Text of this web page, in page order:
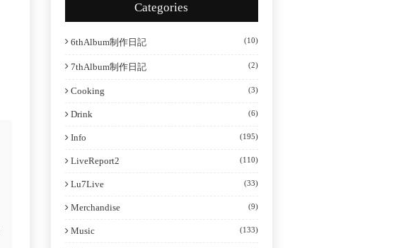
Categories
6thAlbum制作日記 (10)
7thAlbum制作日記 (2)
Cooking (3)
Drink (6)
Info (195)
LiveReport2 (110)
Lu7Live (33)
Merchandise (9)
Music (133)